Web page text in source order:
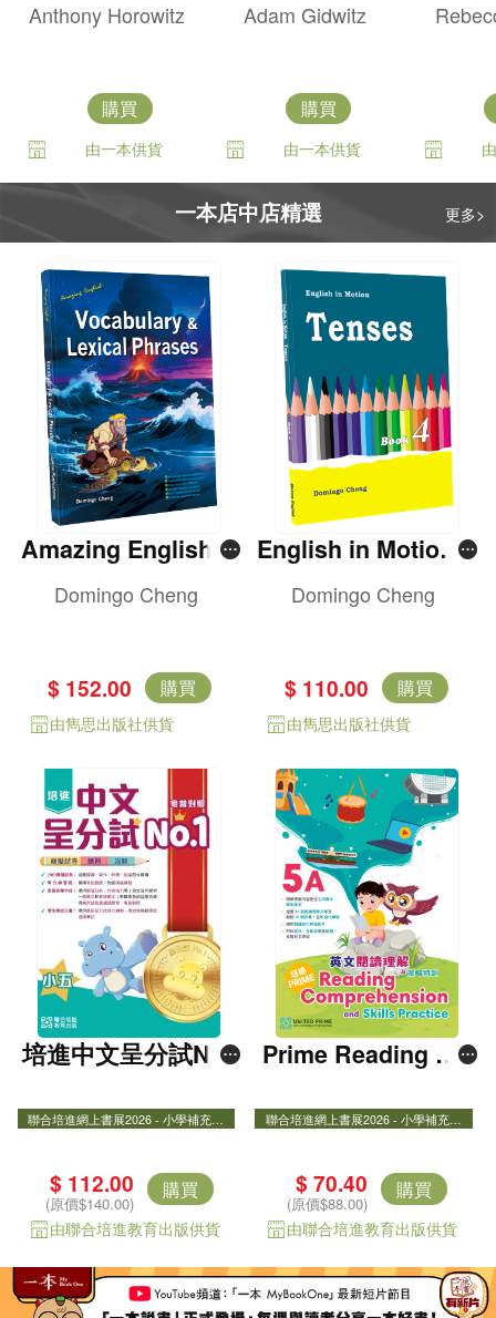
Anthony Horowitz
購買
由一本供貨
Adam Gidwitz
購買
由一本供貨
一本店中店精選 更多>
Amazing English V
ocabulary & Lexica
l Phrases
Domingo Cheng
$ 152.00 購買
由雋思出版社供貨
English in Motion T
enses Book 4
Domingo Cheng
$ 110.00 購買
由雋思出版社供貨
培進中文呈分試No.
習+攻略（粵普錄音
聯合培進網上書展2026 - 小學補充練
$ 112.00
(原價$140.00)
購買
由聯合培進教育出版供貨
Prime Reading Co
聯合培進網上書展2026 - 小學補充練
Prime Reading Comprehension and Skill
s Practice
$ 70.40
(原價$88.00)
購買
由聯合培進教育出版供貨